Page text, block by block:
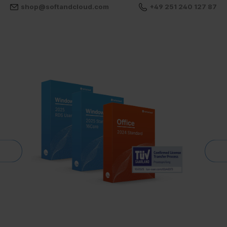
shop@softandcloud.com +49 251 240 127 87